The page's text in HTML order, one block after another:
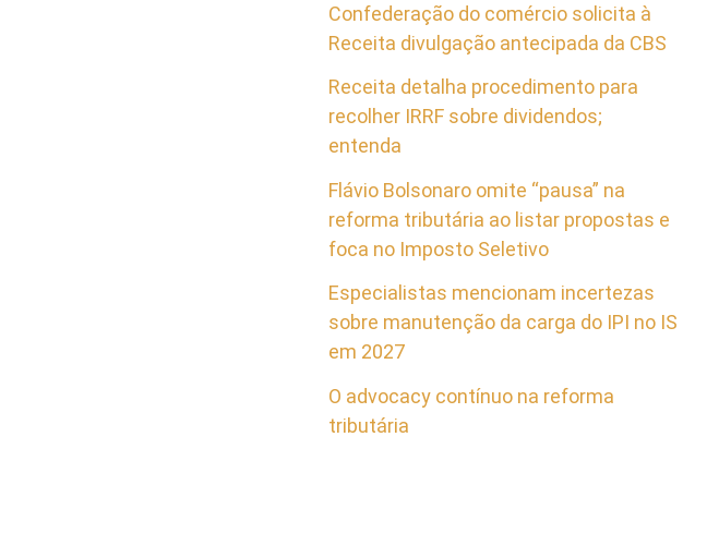
Confederação do comércio solicita à
Receita divulgação antecipada da CBS
Receita detalha procedimento para
recolher IRRF sobre dividendos;
entenda
Flávio Bolsonaro omite “pausa” na
reforma tributária ao listar propostas e
foca no Imposto Seletivo
Especialistas mencionam incertezas
sobre manutenção da carga do IPI no IS
em 2027
O advocacy contínuo na reforma
tributária